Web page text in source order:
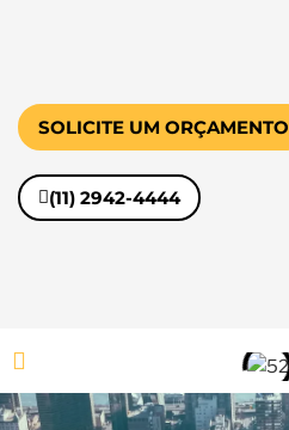
SOLICITE UM ORÇAMENTO
(11) 2942-4444